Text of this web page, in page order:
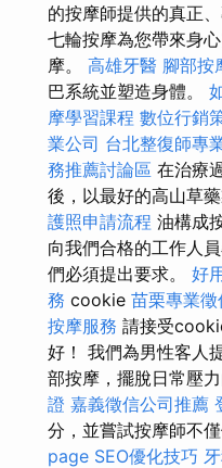
的按摩師提供的真正
七輪按摩為您帶來身
摩。 高雄牙醫 腳部按
巴系統並塑造身體。
摩學習課程 數位行銷
業公司 台北整復師專
務推薦討論區 在治療
後，以最好的高山草
護照申請流程 油構成
向我們合格的工作人
們必須提出要求。 好
務 cookie 苗栗專業徵
按摩服務 請接受
好！ 我們為男性客人
部按摩，擺脫日常壓
證 嘉義徵信公司推薦
分，並嘗試按摩師不
page SEO優化技巧